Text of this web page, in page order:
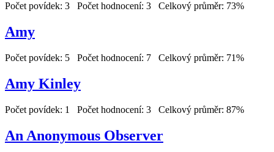
Počet povídek: 3 Počet hodnocení: 3 Celkový průměr: 73%
Amy
Počet povídek: 5 Počet hodnocení: 7 Celkový průměr: 71%
Amy Kinley
Počet povídek: 1 Počet hodnocení: 3 Celkový průměr: 87%
An Anonymous Observer